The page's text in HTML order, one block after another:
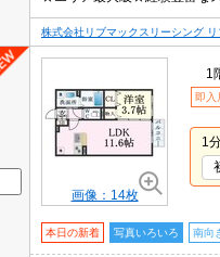
株式会社リブマックスリーシング
画像：14枚
1
即入
1
本日の新着 写真いろいろ 南向